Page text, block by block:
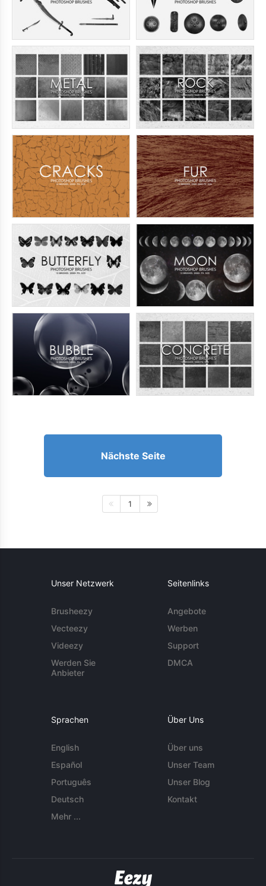
Nächste Seite
1
Unser Netzwerk
Brusheezy
Vecteezy
Videezy
Werden Sie
Anbieter
Seitenlinks
Angebote
Werben
Support
DMCA
Sprachen
English
Español
Português
Deutsch
Mehr ...
Über Uns
Über uns
Unser Team
Unser Blog
Kontakt